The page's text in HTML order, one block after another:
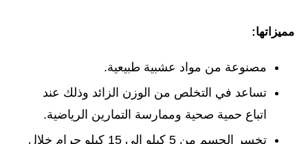
مميزاتها:
مصنوعة من مواد عشبية طبيعية.
تساعد في التخلص من الوزن الزائد وذلك عند
اتباع حمية صحية وممارسة التمارين الرياضية.
تخسر الجسم من 5 كيلو إلى 15 كيلو جرام خلال